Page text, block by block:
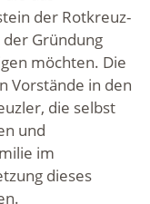
der Rotkreuz-
Gründung
möchten. Die
Vorstände in den
die selbst
und
im
dieses